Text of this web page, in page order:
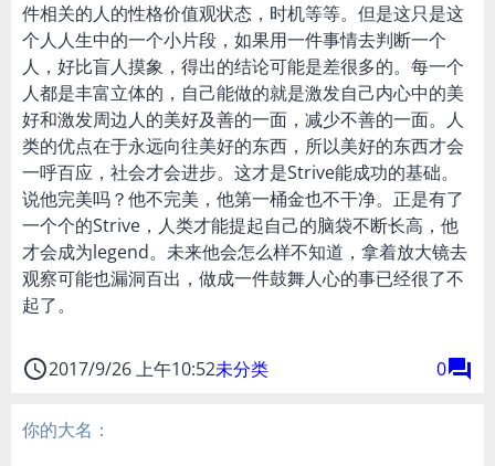
件相关的人的性格价值观状态，时机等等。但是这只是这
个人人生中的一个小片段，如果用一件事情去判断一个
人，好比盲人摸象，得出的结论可能是差很多的。每一个
人都是丰富立体的，自己能做的就是激发自己内心中的美
好和激发周边人的美好及善的一面，减少不善的一面。人
类的优点在于永远向往美好的东西，所以美好的东西才会
一呼百应，社会才会进步。这才是Strive能成功的基础。
说他完美吗？他不完美，他第一桶金也不干净。正是有了
一个个的Strive，人类才能提起自己的脑袋不断长高，他
才会成为legend。未来他会怎么样不知道，拿着放大镜去
观察可能也漏洞百出，做成一件鼓舞人心的事已经很了不
起了。
access_time2017/9/26 上午10:52未分类 0forum
你的大名：